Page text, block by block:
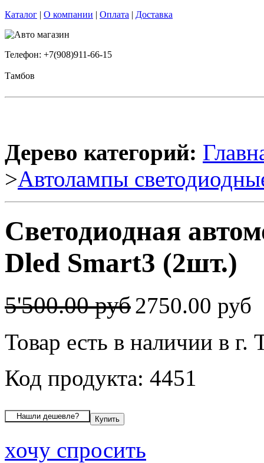
Каталог | О компании | Оплата | Доставка
Телефон: +7(908)911-66-15
Тамбов
Дерево категорий:
>Автолампы
Светодиодная
Dled Smart3 (2шт.)
5'500.00 руб2750.00 руб
Товар есть в наличии в г.
Код продукта: 4451
хочу спросить